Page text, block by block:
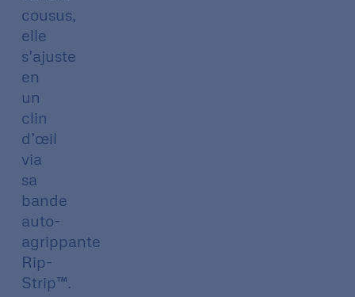
cousus,
elle
s’ajuste
en
un
clin
d’œil
via
sa
bande
auto-
agrippante
Rip-
Strip™.